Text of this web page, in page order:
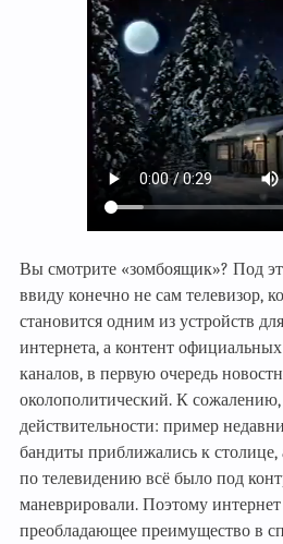
Вы смотрите «зомбоящик»? Под
ввиду конечно не сам телевизор,
становится одним из устройств
интернета, а контент
каналов, в первую очередь
околополитический. К сожалению,
действительности: пример
бандиты приближались к столице,
по телевидению всё было под
маневрировали. Поэтому
преобладающее преимущество в